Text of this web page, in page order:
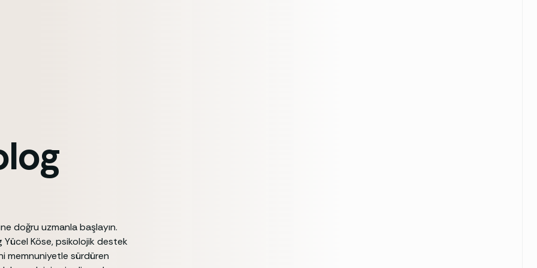
doğru uzmanla başlayın.
Yücel Köse, psikolojik destek
memnuniyetle sürdüren